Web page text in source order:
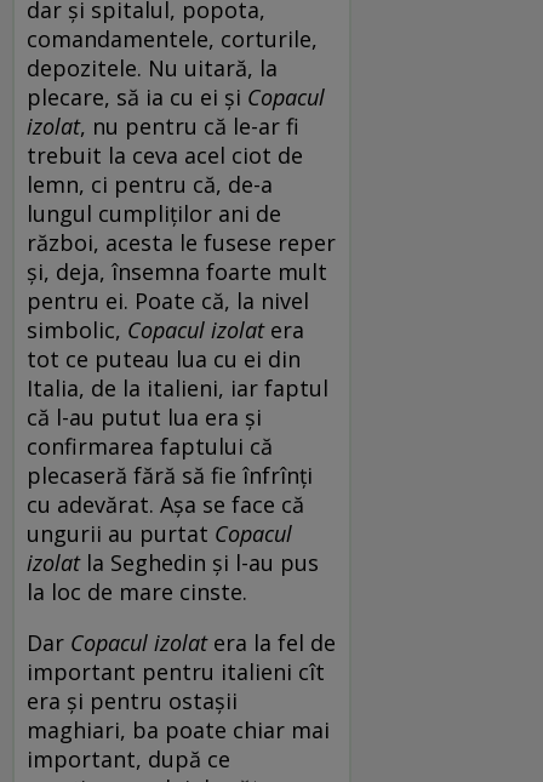
dar și spitalul, popota,
comandamentele, corturile,
depozitele. Nu uitară, la
plecare, să ia cu ei și Copacul
izolat, nu pentru că le-ar fi
trebuit la ceva acel ciot de
lemn, ci pentru că, de-a
lungul cumpliților ani de
război, acesta le fusese reper
și, deja, însemna foarte mult
pentru ei. Poate că, la nivel
simbolic, Copacul izolatera
tot ce puteau lua cu ei din
Italia, de la italieni, iar faptul
că l-au putut lua era și
confirmarea faptului că
plecaseră fără să fie înfrînți
cu adevărat. Așa se face că
ungurii au purtat Copacul
izolatla Seghedin și l-au pus
la loc de mare cinste.
Dar Copacul izolatera la fel de
important pentru italieni cît
era și pentru ostașii
maghiari, ba poate chiar mai
important, după ce